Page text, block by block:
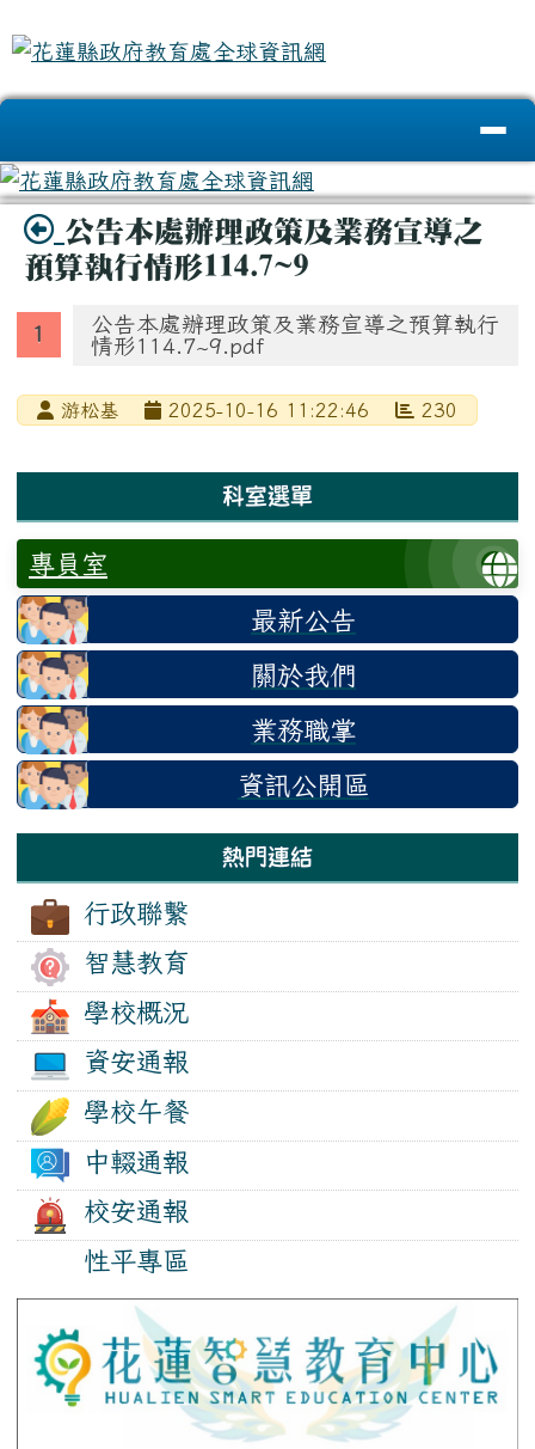
跳至主內容區
花蓮縣政府教育處全球資訊網
導覽列
主內容區域
標題圖示
公告本處辦理政策及業務宣導之
預算執行情形114.7~9
公告本處辦理政策及業務宣導之預算執行
情形114.7~9.pdf
游松基 2025-10-16 11:22:46 230
科室選單
專員室
最新公告
關於我們
業務職掌
資訊公開區
熱門連結
行政聯繫
智慧教育
學校概況
資安通報
學校午餐
中輟通報
校安通報
性平專區
頁尾區域